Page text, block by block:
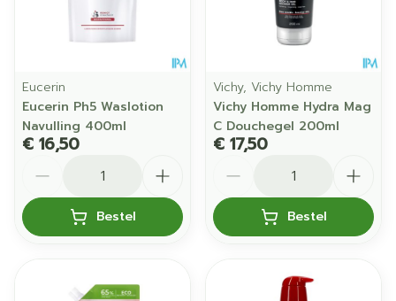
Eucerin
Eucerin Ph5 Waslotion
Navulling 400ml
€ 16,50
Bestel
Vichy, Vichy Homme
Vichy Homme Hydra Mag
C Douchegel 200ml
€ 17,50
Bestel